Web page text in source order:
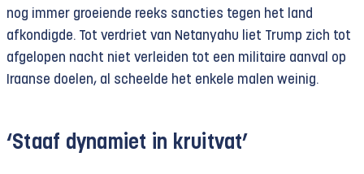
nog immer groeiende reeks sancties tegen het land
afkondigde. Tot verdriet van Netanyahu liet Trump zich tot
afgelopen nacht niet verleiden tot een militaire aanval op
Iraanse doelen, al scheelde het enkele malen weinig.
‘Staaf dynamiet in kruitvat’